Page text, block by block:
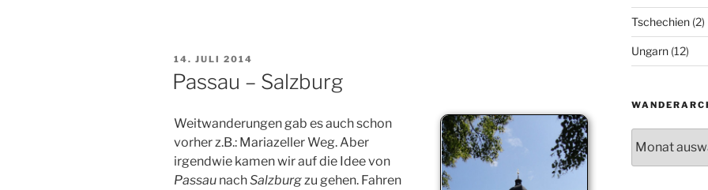
VERÖFFENTLICHT
AM
14. JULI 2014
Passau – Salzburg
Weitwanderungen gab es auch schon
vorher z.B.: Mariazeller Weg. Aber
irgendwie kamen wir auf die Idee von
Passau nachSalzburg zu gehen. Fahren
Tschechien(2)
Ungarn(12)